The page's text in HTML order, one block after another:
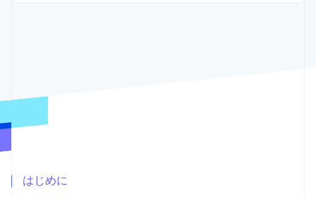
カーボンリムーバル
メディアおよびエンター
コードサンプル
はじめに